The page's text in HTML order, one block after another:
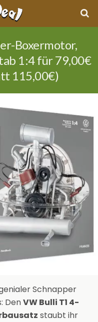
Boxermotor,
1:4 für 79,00€
115,00€)
Schnapper
DenVW Bulli T1 4-
staubt ihr